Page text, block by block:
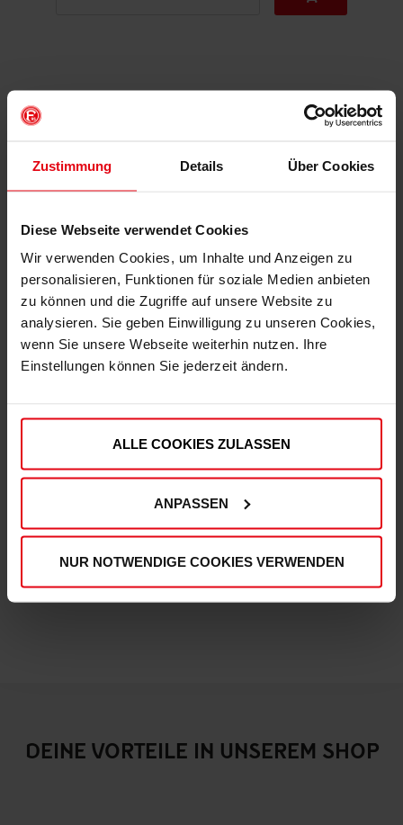
Zustimmung Details Über Cookies
Diese Webseite verwendet Cookies
Wir verwenden Cookies, um Inhalte und Anzeigen zu
personalisieren, Funktionen für soziale Medien anbieten
zu können und die Zugriffe auf unsere Website zu
analysieren. Sie geben Einwilligung zu unseren Cookies,
wenn Sie unsere Webseite weiterhin nutzen. Ihre
Einstellungen können Sie jederzeit ändern.
ALLE COOKIES ZULASSEN
ANPASSEN
NUR NOTWENDIGE COOKIES VERWENDEN
DAS KÖNNTE DIR AUCH
Fortuna x adidas T-Shirt "Originals" Off-White
€ 59,95
Mitgliederpreis: € 53,96
DEINE VORTEILE IN UNSEREM SHOP